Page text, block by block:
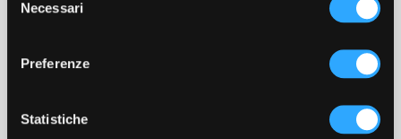
Necessari
Preferenze
Statistiche
Buggy, caratterizzata da un design più
avventuroso. Puoi già richiedere informazioni e
Autojet a Cirié,
in Via Torino 126
Conclusioni